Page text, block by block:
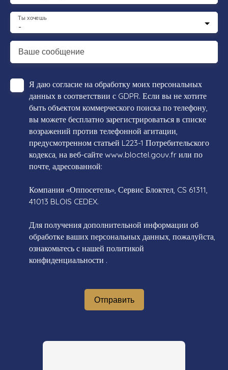
-
Ты хочешь
Ваше сообщение
Я даю согласие на обработку моих персональных
данных в соответствии с GDPR. Если вы не хотите
быть объектом коммерческого поиска по телефону,
вы можете бесплатно зарегистрироваться в списке
возражений против телефонной агитации,
предусмотренном статьей L223-1 Потребительского
кодекса, на веб-сайте www.bloctel.gouv.fr или по
почте, адресованной:
Компания «Оппосетель», Сервис Блоктел, CS 61311,
41013 BLOIS CEDEX.
Для получения дополнительной информации об
обработке ваших персональных данных, пожалуйста,
ознакомьтесь с нашей политикой
конфиденциальности .
Отправить